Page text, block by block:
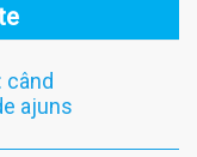
când
ajuns